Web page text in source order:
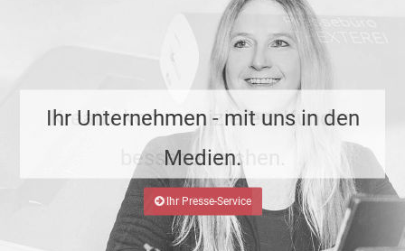
Kreativ kommunizieren. Kunden
besser erreichen.
Ihr PR-Service
Ihr Unternehmen - mit uns in den
Medien.
Ihr Presse-Service